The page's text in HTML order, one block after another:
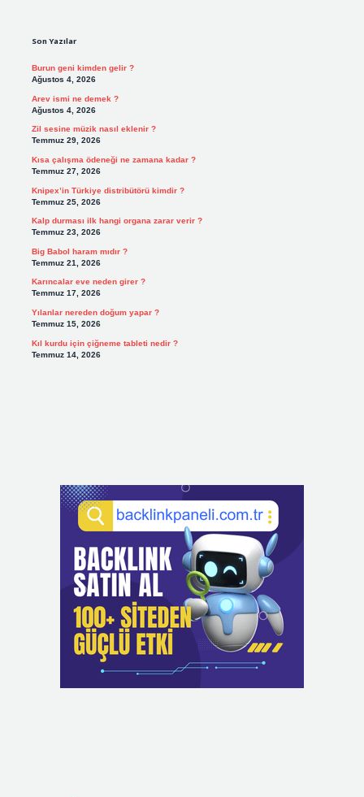
Son Yazılar
Burun geni kimden gelir ?
Ağustos 4, 2026
Arev ismi ne demek ?
Ağustos 4, 2026
Zil sesine müzik nasıl eklenir ?
Temmuz 29, 2026
Kısa çalışma ödeneği ne zamana kadar ?
Temmuz 27, 2026
Knipex’in Türkiye distribütörü kimdir ?
Temmuz 25, 2026
Kalp durması ilk hangi organa zarar verir ?
Temmuz 23, 2026
Big Babol haram mıdır ?
Temmuz 21, 2026
Karıncalar eve neden girer ?
Temmuz 17, 2026
Yılanlar nereden doğum yapar ?
Temmuz 15, 2026
Kıl kurdu için çiğneme tableti nedir ?
Temmuz 14, 2026